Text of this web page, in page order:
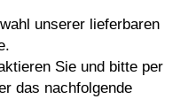
unserer lieferbaren
Sie und bitte per
das nachfolgende